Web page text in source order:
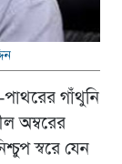
গাঁথুনি
অম্বরের
স্বরে যেন